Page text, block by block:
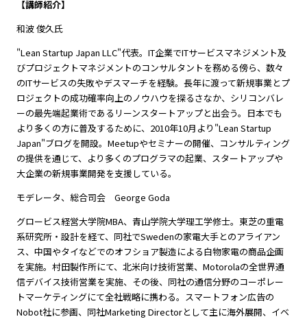
【講師紹介】
和波 俊久氏
"Lean Startup Japan LLC"代表。IT企業でITサービスマネジメント及
びプロジェクトマネジメントのコンサルタントを務める傍ら、数々
のITサービスの失敗やデスマーチを経験。長年に渡って新規事業とプ
ロジェクトの成功確率向上のノウハウを探るさなか、シリコンバレ
ーの最先端起業術であるリーンスタートアップと出会う。日本でも
より多くの方に普及するために、2010年10月より"Lean Startup
Japan"ブログを開設。Meetupやセミナーの開催、コンサルティング
の提供を通じて、より多くのプログラマの起業、スタートアップや
大企業の新規事業開発を支援している。
モデレータ、総合司会 George Goda
グロービス経営大学院MBA、青山学院大学理工学修士。東芝の重電
系研究所・設計を経て、同社でSwedenの家電大手とのアライアン
ス、中国やタイなどでのオフショア製造による白物家電の商品企画
を実施。村田製作所にて、北米向け技術営業、Motorolaの全世界通
信デバイス技術営業を実施、その後、同社の通信分野のコーポレー
トマーケティングにて全社戦略に携わる。スマートフォン広告の
Nobot社に参画、同社Marketing Directorとして主に海外展開、イベ